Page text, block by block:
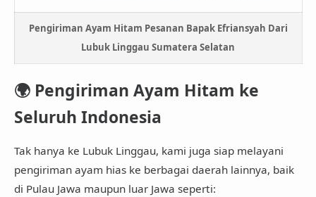
Pengiriman Ayam Hitam Pesanan Bapak Efriansyah Dari
Lubuk Linggau Sumatera Selatan
🌍 Pengiriman Ayam Hitam ke
Seluruh Indonesia
Tak hanya ke Lubuk Linggau, kami juga siap melayani
pengiriman ayam hias ke berbagai daerah lainnya, baik
di Pulau Jawa maupun luar Jawa seperti: